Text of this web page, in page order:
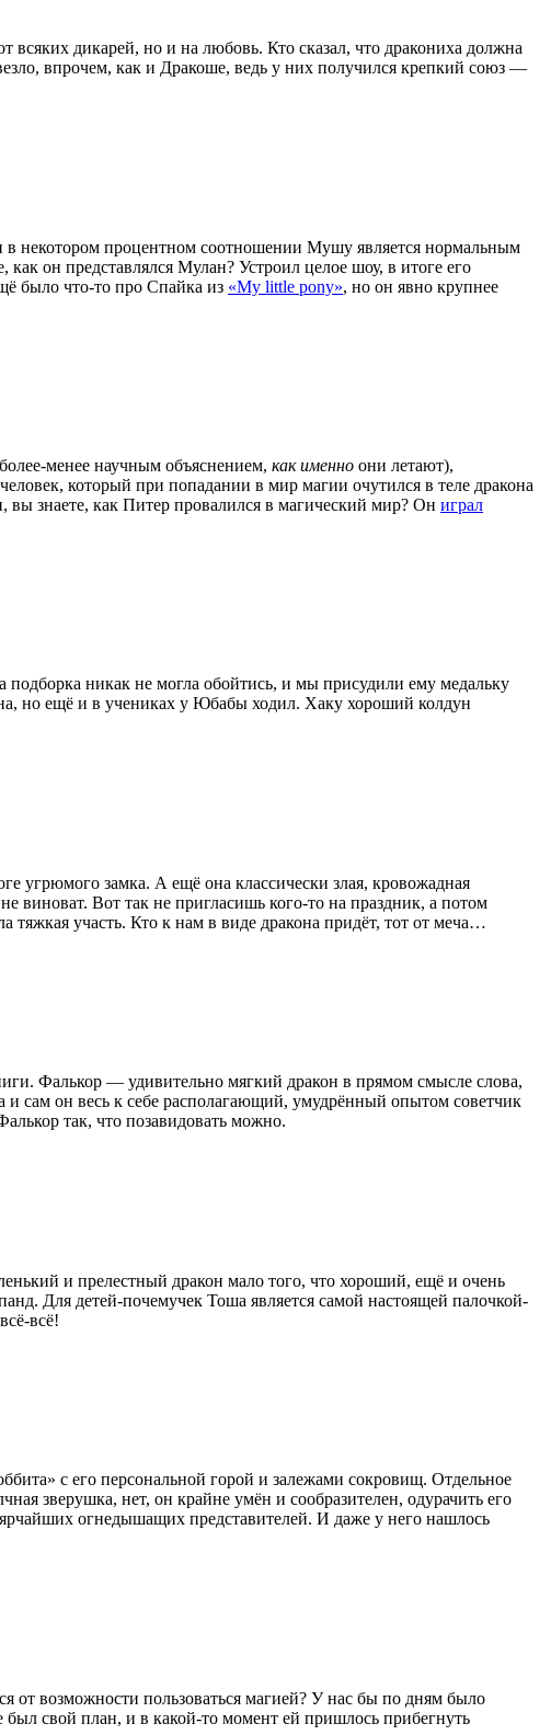
дикарей, но и на любовь. Кто сказал, что дракониха должна
впрочем, как и Дракоше, ведь у них получился крепкий союз —
некотором процентном соотношении Мушу является нормальным
он представлялся Мулан? Устроил целое шоу, в итоге его
было что-то про Спайка из «My little pony», но он явно крупнее
менее научным объяснением, как именно они летают),
который при попадании в мир магии очутился в теле дракона
знаете, как Питер провалился в магический мир? Он играл
подборка никак не могла обойтись, и мы присудили ему медальку
но ещё и в учениках у Юбабы ходил. Хаку хороший колдун
угрюмого замка. А ещё она классически злая, кровожадная
Вот так не пригласишь кого-то на праздник, а потом
участь. Кто к нам в виде дракона придёт, тот от меча…
Фалькор — удивительно мягкий дракон в прямом смысле слова,
сам он весь к себе располагающий, умудрённый опытом советчик
так, что позавидовать можно.
и прелестный дракон мало того, что хороший, ещё и очень
Для детей-почемучек Тоша является самой настоящей палочкой-
всё!
с его персональной горой и залежами сокровищ. Отдельное
зверушка, нет, он крайне умён и сообразителен, одурачить его
ярчайших огнедышащих представителей. И даже у него нашлось
от возможности пользоваться магией? У нас бы по дням было
был свой план, и в какой-то момент ей пришлось прибегнуть